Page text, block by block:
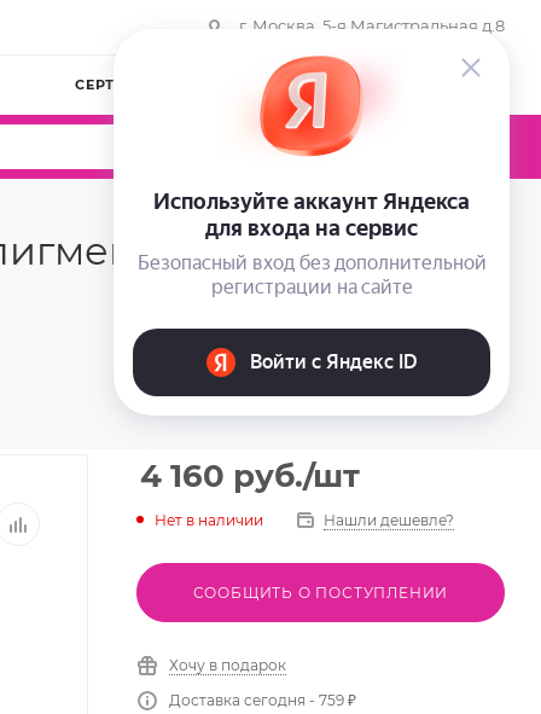
г. Москва, 5-я Магистральная д.8
СЕРТИФИКАТЫ КОМПАНИЯ
0
BioCM
4 160 руб./шт
Нет в наличии Нашли дешевле?
СООБЩИТЬ О ПОСТУПЛЕНИИ
Хочу в подарок
Доставка сегодня - 759 ₽